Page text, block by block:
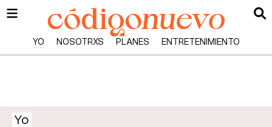
YO NOSOTRXS PLANES ENTRETENIMIENTO
Yo